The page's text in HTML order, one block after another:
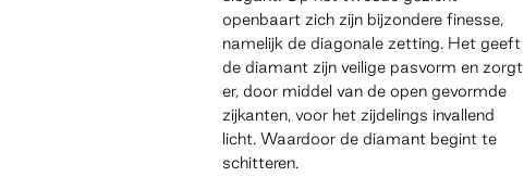
openbaart zich zijn bijzondere finesse,
namelijk de diagonale zetting. Het geeft
de diamant zijn veilige pasvorm en zorgt
er, door middel van de open gevormde
zijkanten, voor het zijdelings invallend
licht. Waardoor de diamant begint te
schitteren.